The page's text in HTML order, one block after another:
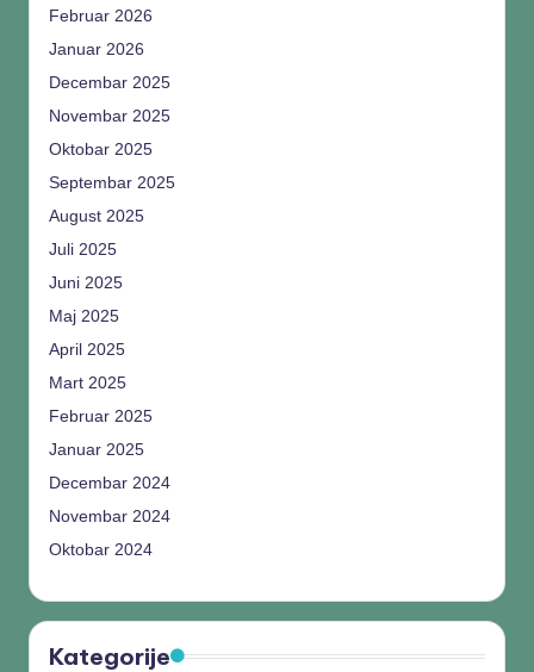
Februar 2026
Januar 2026
Decembar 2025
Novembar 2025
Oktobar 2025
Septembar 2025
August 2025
Juli 2025
Juni 2025
Maj 2025
April 2025
Mart 2025
Februar 2025
Januar 2025
Decembar 2024
Novembar 2024
Oktobar 2024
Kategorije